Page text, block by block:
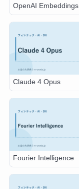
OpenAI Embeddings
Claude 4 Opus
Fourier Intelligence